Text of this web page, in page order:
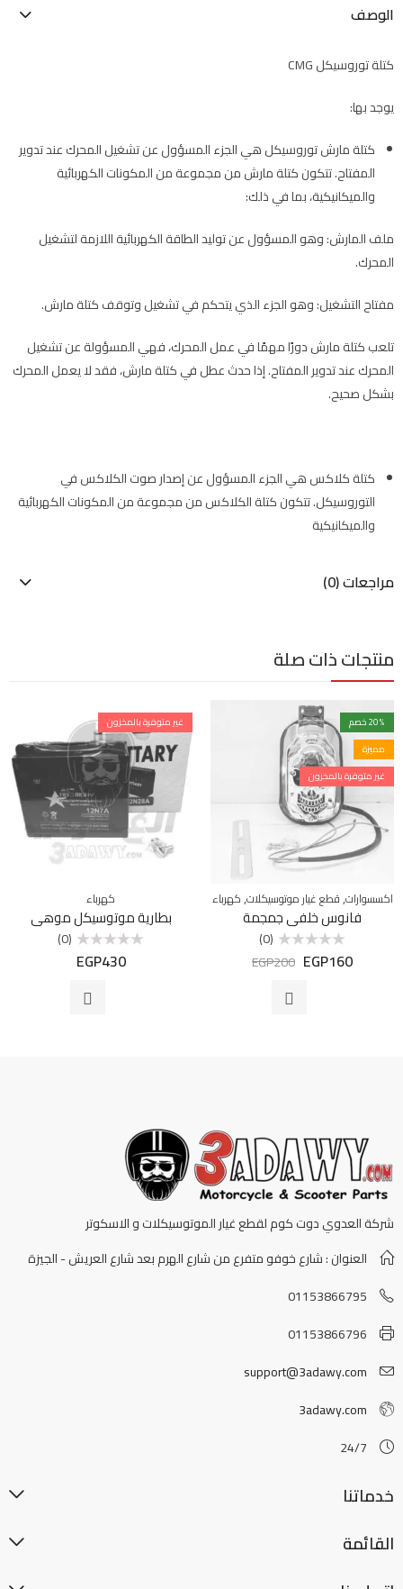
الوصف
كتلة توروسيكل CMG
يوجد بها:
كتلة مارش توروسيكل هي الجزء المسؤول عن تشغيل المحرك عند تدوير
المفتاح. تتكون كتلة مارش من مجموعة من المكونات الكهربائية
والميكانيكية، بما في ذلك:
ملف المارش: وهو المسؤول عن توليد الطاقة الكهربائية اللازمة لتشغيل
المحرك.
مفتاح التشغيل: وهو الجزء الذي يتحكم في تشغيل وتوقف كتلة مارش.
تلعب كتلة مارش دورًا مهمًا في عمل المحرك، فهي المسؤولة عن تشغيل
المحرك عند تدوير المفتاح. إذا حدث عطل في كتلة مارش، فقد لا يعمل المحرك
بشكل صحيح.
كتلة كلاكس هي الجزء المسؤول عن إصدار صوت الكلاكس في
التوروسيكل. تتكون كتلة الكلاكس من مجموعة من المكونات الكهربائية
والميكانيكية
مراجعات (0)
منتجات ذات صلة
20% خصم
مميزة
غير متوفرة بالمخزون
اكسسوارات,قطع غيار موتوسيكلات,كهرباء
فانوس خلفى جمجمة
التقييم
(0)
EGP160
EGP200
غير متوفرة بالمخزون
كهرباء
بطارية موتوسيكل موهي
التقييم
(0)
EGP430
شركة العدوي دوت كوم لقطع غيار الموتوسيكلات و الاسكوتر
العنوان : شارع خوفو متفرع من شارع الهرم بعد شارع العريش - الجيزة
01153866795
01153866796
support@3adawy.com
3adawy.com
24/7
خدماتنا
القائمة